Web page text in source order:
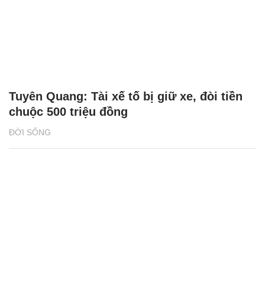
ĐỜI SỐNG
Tuyên Quang: Tài xế tố bị giữ xe, đòi tiền
chuộc 500 triệu đồng